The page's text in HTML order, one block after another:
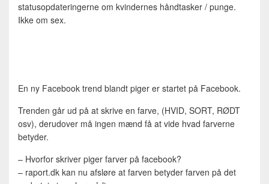
statusopdateringerne om kvindernes håndtasker / punge.
Ikke om sex.
En ny Facebook trend blandt piger er startet på Facebook.
Trenden går ud på at skrive en farve, (HVID, SORT, RØDT
osv), derudover må ingen mænd få at vide hvad farverne
betyder.
– Hvorfor skriver piger farver på facebook?
– raport.dk kan nu afsløre at farven betyder farven på det